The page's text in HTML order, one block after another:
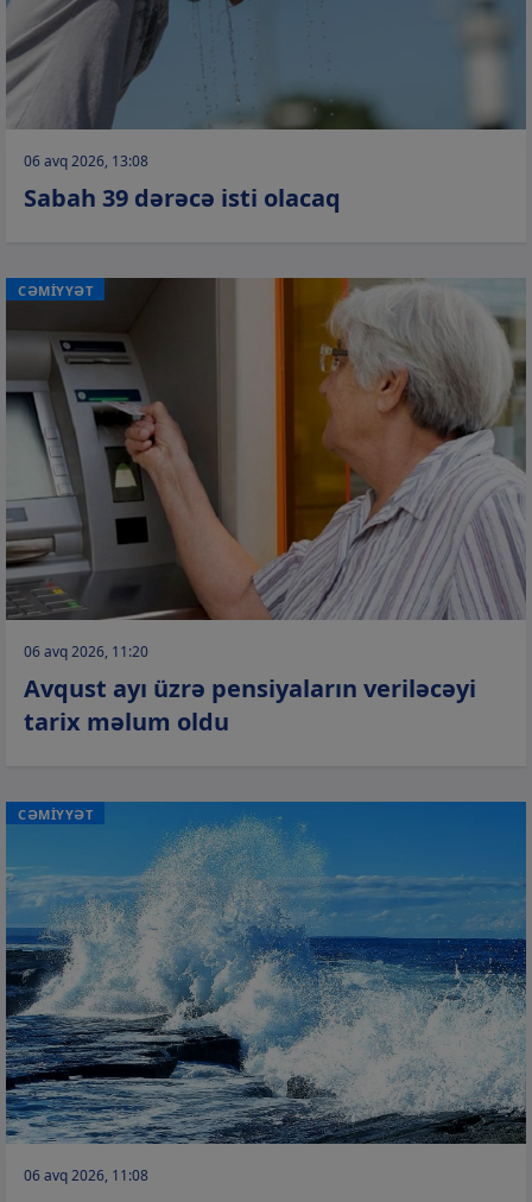
06 avq 2026, 13:08
Sabah 39 dərəcə isti olacaq
CƏMİYYƏT
06 avq 2026, 11:20
Avqust ayı üzrə pensiyaların veriləcəyi
tarix məlum oldu
CƏMİYYƏT
06 avq 2026, 11:08